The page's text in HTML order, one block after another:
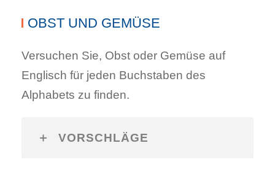
OBST UND GEMÜSE
Versuchen Sie, Obst oder Gemüse auf
Englisch für jeden Buchstaben des
Alphabets zu finden.
VORSCHLÄGE